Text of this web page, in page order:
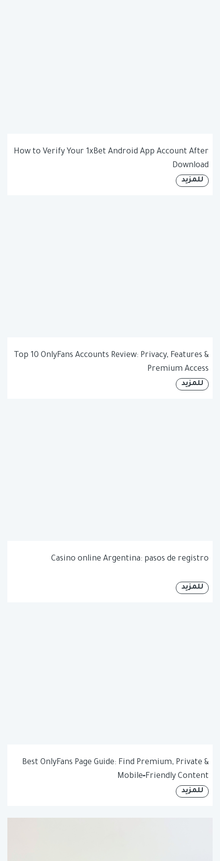
How to Verify Your 1xBet Android App Account After
Download
للمزيد
Top 10 OnlyFans Accounts Review: Privacy, Features &
Premium Access
للمزيد
Casino online Argentina: pasos de registro
للمزيد
Best OnlyFans Page Guide: Find Premium, Private &
Mobile‑Friendly Content
للمزيد